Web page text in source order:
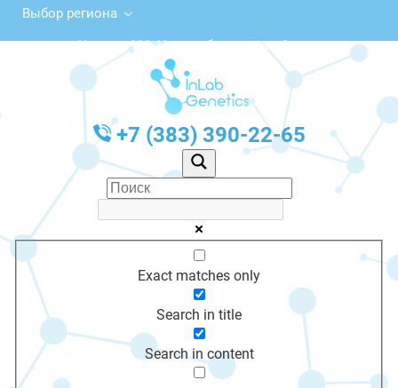
Выбор региона
ул. Чехова, 111, Новосибирск, этаж 1
с 10:00 до 20:00
График работы: Пн-Пт с 10:00 до 20:00
+7 (383) 390-22-65
Exact matches only
Search in title
Search in content